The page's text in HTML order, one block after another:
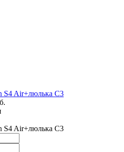
S4 Air+люлька C3
S4 Air+люлька C3